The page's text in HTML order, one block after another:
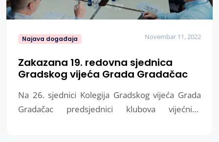
Najava događaja Novembar 11, 2022
Zakazana 19. redovna sjednica
Gradskog vijeća Grada Gradačac
Na 26. sjednici Kolegija Gradskog vijeća Grada
Gradačac predsjednici klubova vijećnika